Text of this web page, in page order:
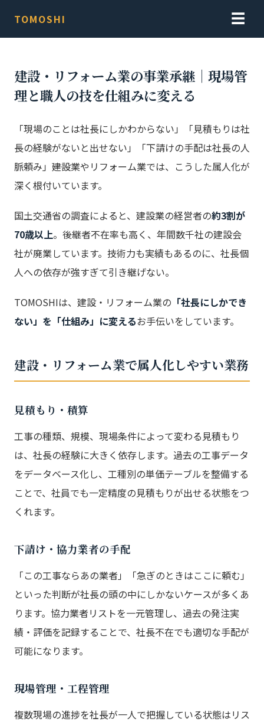
TOMOSHI ☰
建設・リフォーム業の事業承継｜現場管
理と職人の技を仕組みに変える
「現場のことは社長にしかわからない」「見積もりは社
長の経験がないと出せない」「下請けの手配は社長の人
脈頼み」――建設業やリフォーム業では、こうした属人化が
深く根付いています。
国土交通省の調査によると、建設業の経営者の約3割が
70歳以上。後継者不在率も高く、年間数千社の建設会
社が廃業しています。技術力も実績もあるのに、社長個
人への依存が強すぎて引き継げない。
TOMOSHIは、建設・リフォーム業の 「社長にしかでき
ない」を「仕組み」に変えるお手伝いをしています。
建設・リフォーム業で属人化しやすい業務
見積もり・積算
工事の種類、規模、現場条件によって変わる見積もり
は、社長の経験に大きく依存します。過去の工事データ
をデータベース化し、工種別の単価テーブルを整備する
ことで、社員でも一定精度の見積もりが出せる状態をつ
くれます。
下請け・協力業者の手配
「この工事ならあの業者」「急ぎのときはここに頼む」
といった判断が社長の頭の中にしかないケースが多くあ
ります。協力業者リストを一元管理し、過去の発注実
績・評価を記録することで、社長不在でも適切な手配が
可能になります。
現場管理・工程管理
複数現場の進捗を社長が一人で把握している状態はリス